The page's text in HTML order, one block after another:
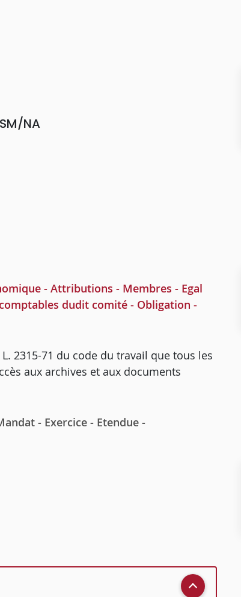
NA
- Attributions - Membres - Egal
dudit comité - Obligation -
2315-71 du code du travail que tous les
aux archives et aux documents
- Exercice - Etendue -